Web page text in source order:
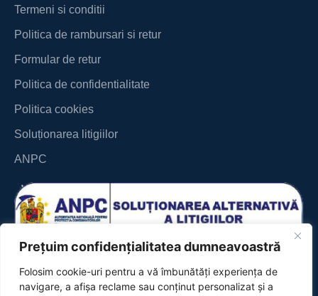
Prețuim confidențialitatea dumneavoastră
Folosim cookie-uri pentru a vă îmbunătăți experiența de
navigare, a afișa reclame sau conținut personalizat și a
Termeni si conditii
Politica de rambursari si retur
Formular de retur
Politica de confidentialitate
Politica cookies
Soluționarea litigiilor
ANPC